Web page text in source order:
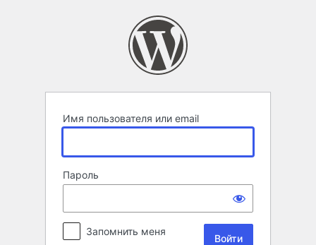
Имя пользователя или email
Пароль
Запомнить меня